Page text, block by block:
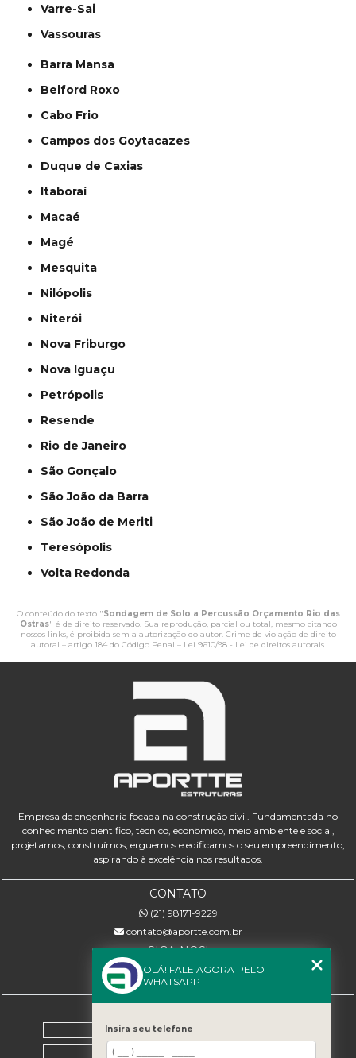
Varre-Sai
Vassouras
Barra Mansa
Belford Roxo
Cabo Frio
Campos dos Goytacazes
Duque de Caxias
Itaboraí
Macaé
Magé
Mesquita
Nilópolis
Niterói
Nova Friburgo
Nova Iguaçu
Petrópolis
Resende
Rio de Janeiro
São Gonçalo
São João da Barra
São João de Meriti
Teresópolis
Volta Redonda
O conteúdo do texto "Sondagem de Solo a Percussão Orçamento Rio das
Ostras" é de direito reservado. Sua reprodução, parcial ou total, mesmo citando
nossos links, é proibida sem a autorização do autor. Crime de violação de direito
autoral – artigo 184 do Código Penal – Lei 9610/98 - Lei de direitos autorais.
Empresa de engenharia focada na construção civil. Fundamentada no
conhecimento científico, técnico, econômico, meio ambiente e social,
projetamos, construímos, erguemos e edificamos o seu empreendimento,
aspirando à excelência nos resultados.
CONTATO
(21) 98171-9229
contato@aportte.com.br
SIGA-NOS!
Home
Sobre nós
OLÁ! FALE AGORA PELO
WHATSAPP
Insira seu telefone